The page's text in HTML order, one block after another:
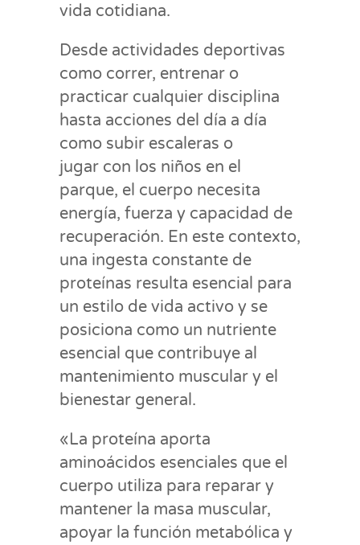
vida cotidiana.
Desde actividades deportivas
como correr, entrenar o
practicar cualquier disciplina
hasta acciones del día a día
como subir escaleras o
jugar con los niños en el
parque, el cuerpo necesita
energía, fuerza y capacidad de
recuperación. En este contexto,
una ingesta constante de
proteínas resulta esencial para
un estilo de vida activo y se
posiciona como un nutriente
esencial que contribuye al
mantenimiento muscular y el
bienestar general.
«La proteína aporta
aminoácidos esenciales que el
cuerpo utiliza para reparar y
mantener la masa muscular,
apoyar la función metabólica y